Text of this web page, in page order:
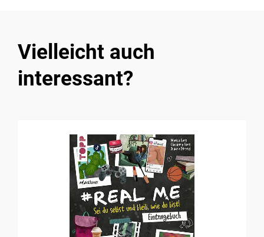
Vielleicht auch
interessant?